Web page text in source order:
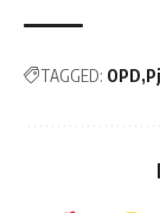
TAGGED: OPD